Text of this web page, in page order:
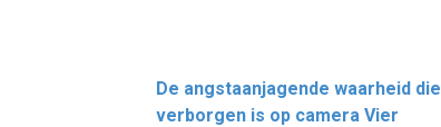
De angstaanjagende waarheid die
verborgen is op camera Vier